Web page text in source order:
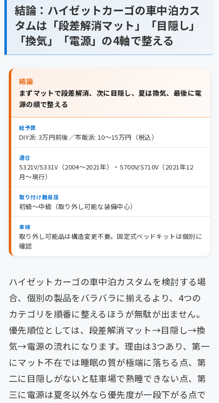
結論：ハイゼットカーゴの車中泊カス
タムは「段差解消マット」「目隠し」
「換気」「電源」の4軸で整える
結論
まずマットで段差解消、次に目隠し、夏は換気、最後に電
源の順で整える
総予算
DIY派: 3万円前後／市販派: 10〜15万円（税込）
適合
S321V/S331V（2004〜2021年）・S700V/S710V（2021年12
月〜現行）
取り付け難易度
初級〜中級（取り外し可能な装備中心）
車検
取り外し可能品は構造変更不要。固定式ベッドキットは個別に
確認
ハイゼットカーゴの車中泊カスタムを検討する場
合、個別の製品をバラバラに揃えるより、4つの
カテゴリを順番に整えるほうが無駄が出ません。
優先順位としては、段差解消マット→目隠し→換
気→電源の流れになります。理由は3つあり、第一
にマット不在では睡眠の質が極端に落ちる点、第
二に目隠しがないと駐車場で熟睡できない点、第
三に電源は夏冬以外なら優先度が一段下がる点で